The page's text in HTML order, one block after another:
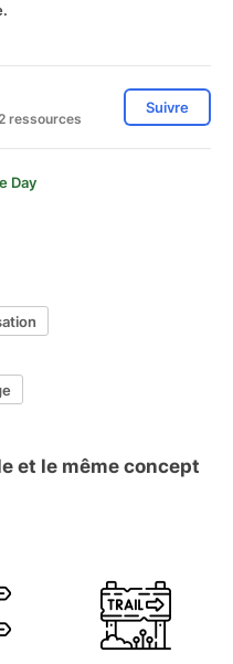
ressources
Suivre
Day
et le même concept